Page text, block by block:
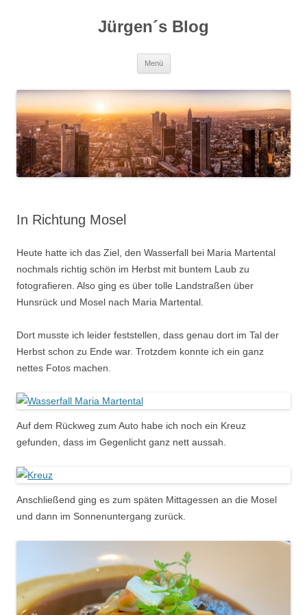
Jürgen´s Blog
Menü
In Richtung Mosel
Heute hatte ich das Ziel, den Wasserfall bei Maria Martental
nochmals richtig schön im Herbst mit buntem Laub zu
fotografieren. Also ging es über tolle Landstraßen über
Hunsrück und Mosel nach Maria Martental.
Dort musste ich leider feststellen, dass genau dort im Tal der
Herbst schon zu Ende war. Trotzdem konnte ich ein ganz
nettes Fotos machen.
Auf dem Rückweg zum Auto habe ich noch ein Kreuz
gefunden, dass im Gegenlicht ganz nett aussah.
Anschließend ging es zum späten Mittagessen an die Mosel
und dann im Sonnenuntergang zurück.